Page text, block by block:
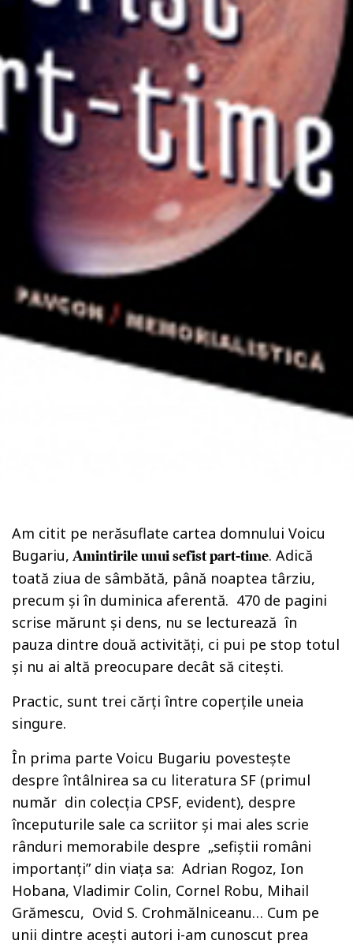
Am citit pe nerăsuflate cartea domnului Voicu
Bugariu, Amintirile unui sefist part-time. Adică
toată ziua de sâmbătă, până noaptea târziu,
precum și în duminica aferentă. 470 de pagini
scrise mărunt și dens, nu se lecturează în
pauza dintre două activități, ci pui pe stop totul
și nu ai altă preocupare decât să citești.
Practic, sunt trei cărți între coperțile uneia
singure.
În prima parte Voicu Bugariu povestește
despre întâlnirea sa cu literatura SF (primul
număr din colecția CPSF, evident), despre
începuturile sale ca scriitor și mai ales scrie
rânduri memorabile despre „sefiștii români
importanți” din viața sa: Adrian Rogoz, Ion
Hobana, Vladimir Colin, Cornel Robu, Mihail
Grămescu, Ovid S. Crohmălniceanu… Cum pe
unii dintre acești autori i-am cunoscut prea